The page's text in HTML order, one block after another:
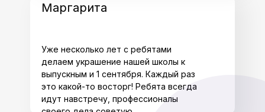
Уже несколько лет с ребятами
делаем украшение нашей школы к
выпускным и 1 сентября. Каждый раз
это какой-то восторг! Ребята всегда
идут навстречу, профессионалы
Маргарита